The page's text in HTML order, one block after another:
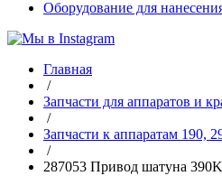
Оборудование для
Главная
/
Запчасти для аппаратов и
/
Запчасти к аппаратам 190,
/
287053 Привод шатуна